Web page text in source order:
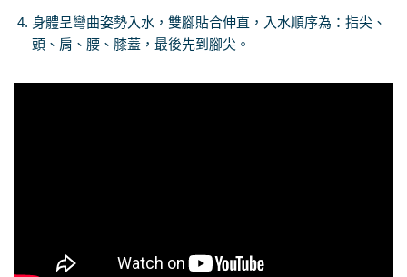
身體呈彎曲姿勢入水，雙腳貼合伸直，入水順序為：指尖、
頭、肩、腰、膝蓋，最後先到腳尖。